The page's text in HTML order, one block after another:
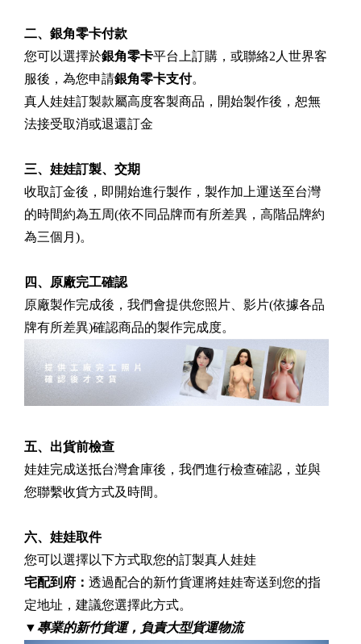
二、銀角零卡付款
您可以選擇於銀角零卡平台上訂購，或聯絡2人世界客
服後，為您申請銀角零卡支付。
真人娃娃訂製款屬高度客製商品，開始製作後，恕無
法接受取消或退還訂金
三、 娃娃訂製、交期
收取訂金後，即開始進行製作，製作加上運送至台灣
的時間約為五周(依不同品牌而有所差異，高階品牌約
為三個月)。
四、原廠完工確認
原廠製作完成後，我們會提供您照片、影片(依據各品
牌有所差異)確認商品的製作完成度。
五、出貨前檢查
娃娃完成送抵台灣倉庫後，我們進行檢查確認，並與
您聯繫收貨方式及時間。
六、娃娃取件
您可以選擇以下方式取您的訂製真人娃娃
宅配到府： 透過配合的新竹貨運將娃娃寄送到您的指
定地址，建議您選擇此方式。
▼專業的新竹貨運，負責大型貨運物流